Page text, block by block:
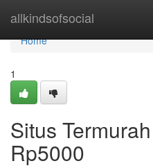
allkindsofsocial
Home
Home
1
Situs
Rp5000